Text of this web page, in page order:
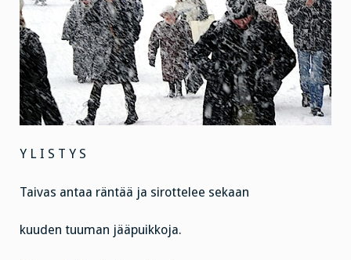
Y L I S T Y S
Taivas antaa räntää ja sirottelee sekaan
kuuden tuuman jääpuikkoja.